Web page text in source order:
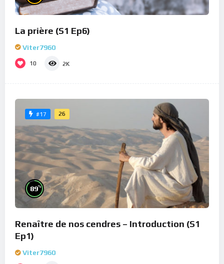
La prière (S1 Ep6)
Viter7960
10 2K
#17 26
89%
Renaître de nos cendres – Introduction (S1
Ep1)
Viter7960